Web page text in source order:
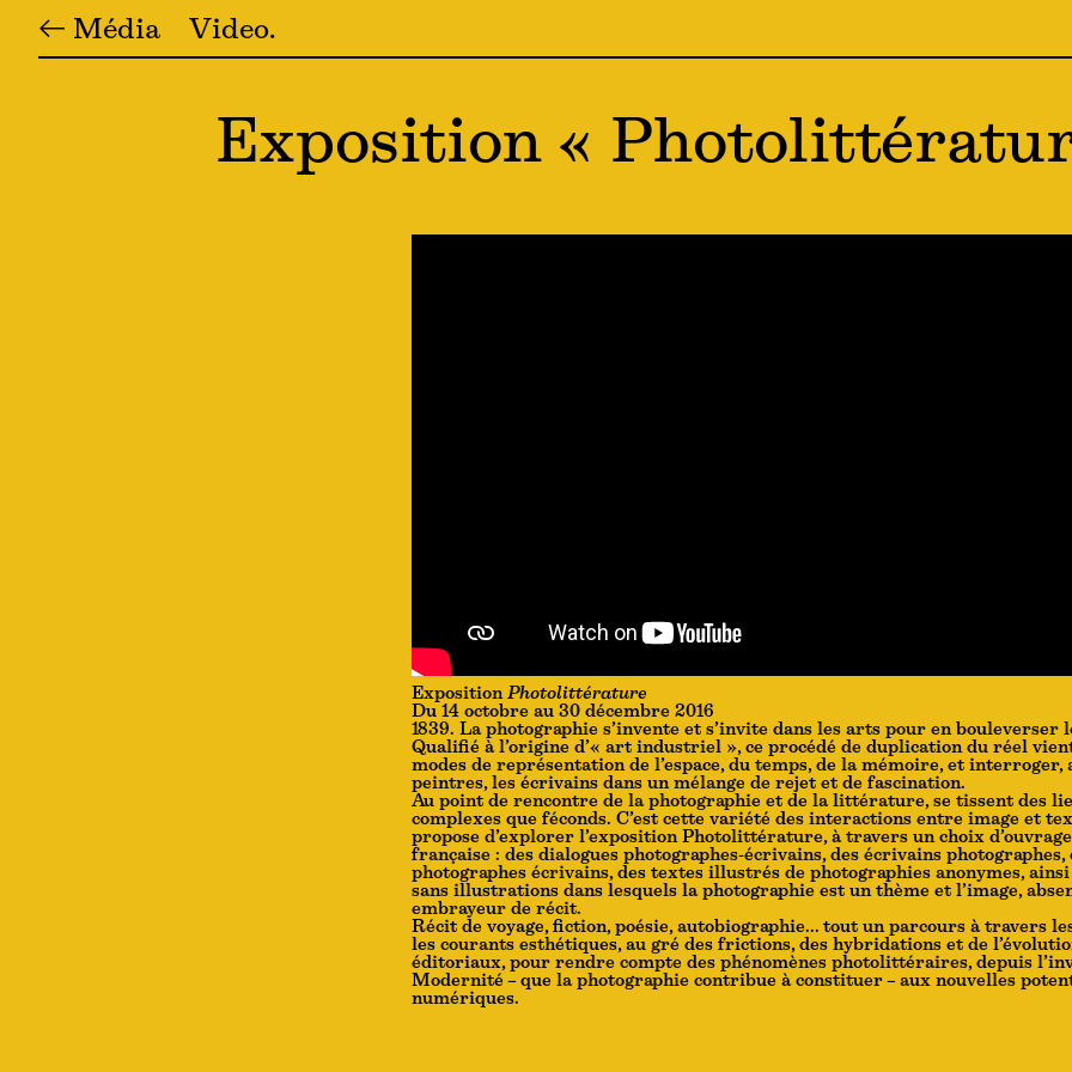
← Média Video
Exposition «
Exposition Photolittérature
Du 14 octobre au 30 décembre 2016
1839. La photographie s’invente et s’invite dans les arts pour en bouleverser
Qualifié à l’origine d’« art industriel », ce procédé de duplication du réel
modes de représentation de l’espace, du temps, de la mémoire, et interroger,
peintres, les écrivains dans un mélange de rejet et de fascination.
Au point de rencontre de la photographie et de la littérature, se tissent des
complexes que féconds. C’est cette variété des interactions entre image et
propose d’explorer l’exposition Photolittérature, à travers un choix
française : des dialogues photographes-écrivains, des écrivains photographes,
photographes écrivains, des textes illustrés de photographies anonymes,
sans illustrations dans lesquels la photographie est un thème et l’image,
embrayeur de récit.
Récit de voyage, fiction, poésie, autobiographie… tout un parcours à travers
les courants esthétiques, au gré des frictions, des hybridations et de
éditoriaux, pour rendre compte des phénomènes photolittéraires, depuis
Modernité – que la photographie contribue à constituer – aux nouvelles
numériques.